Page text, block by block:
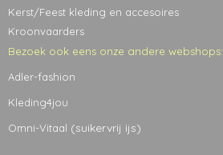
Kerst/Feest kleding en accesoires
Kroonvaarders
Bezoek ook eens onze andere webshops:
Adler-fashion
Kleding4jou
Omni-Vitaal (suikervrij ijs)